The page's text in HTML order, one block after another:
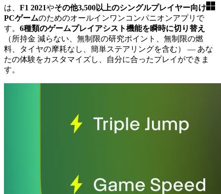
は、 F1 2021やその他3,500以上のシングルプレイヤー向け
PCゲームのためのオールインワンコンパニオンアプリで
す。 6種類のゲームプレイアシスト機能を瞬時に切り替え
（所持金 減らない、無制限の研究ポイント、無制限の燃
料、タイヤの摩耗なし、簡単ステアリングを含む） — あな
たの体験をカスタマイズし、自分に合ったプレイができま
す。